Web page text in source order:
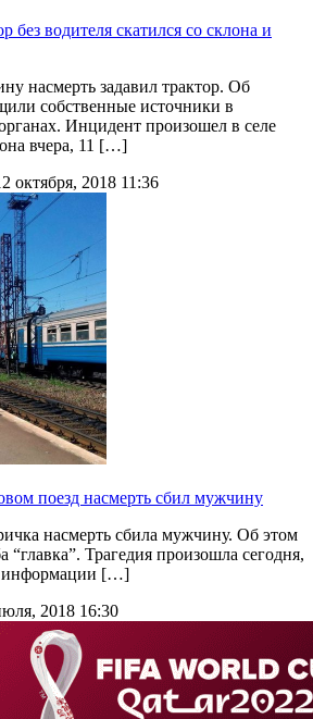
без водителя скатился со склона и
насмерть задавил трактор. Об
собственные источники в
Инцидент произошел в селе
вчера, 11 […]
октября, 2018 11:36
поезд насмерть сбил мужчину
насмерть сбила мужчину. Об этом
“главка”. Трагедия произошла сегодня,
информации […]
2018 16:30